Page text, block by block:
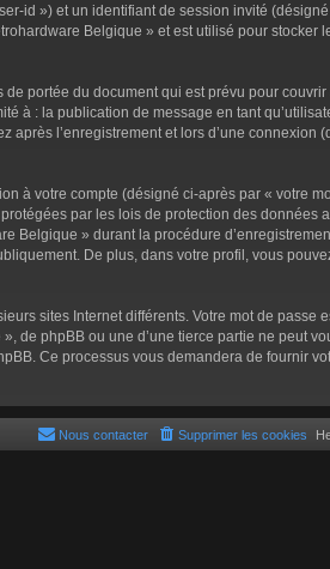
id ») et un identifiant de session invité
Belgique » et est utilisé pour stocker
portée du document qui est prévu pour
à : la publication de message en tant
l’enregistrement et lors d’une connexion
à votre compte (désigné ci-après par « votre
par les lois de protection des données
Belgique » durant la procédure
De plus, dans votre profil, vous
sites Internet différents. Votre mot de passe
de phpBB ou une d’une tierce partie ne peut
Ce processus vous demandera de fournir
Supprimer les cookies
Nous contacter